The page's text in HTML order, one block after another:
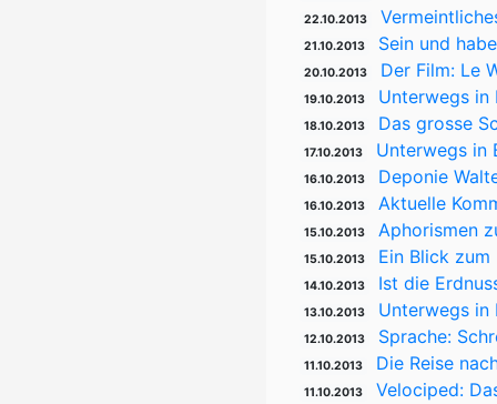
22.10.2013
21.10.2013 Sein und
20.10.2013 Der Film: Le
19.10.2013 Unterwegs in
18.10.2013 Das grosse
17.10.2013 Unterwegs in
16.10.2013 Deponie
16.10.2013 Aktuelle
15.10.2013 Aphorismen
15.10.2013 Ein Blick
14.10.2013 Ist die
13.10.2013 Unterwegs in
12.10.2013 Sprache:
11.10.2013 Die Reise
11.10.2013 Velociped: